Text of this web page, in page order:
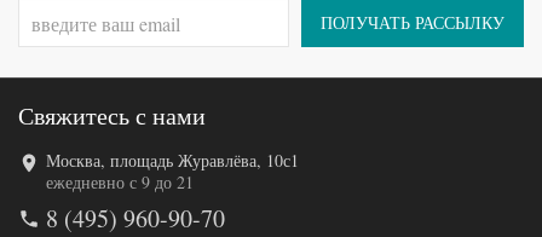
Код товара
554-867
Плотность
Регулируемая
ПОЛУЧАТЬ РАССЫЛКУ
Свяжитесь с нами
Москва, площадь Журавлёва, 10с1
ежедневно с 9 до 21
8 (495) 960-90-70